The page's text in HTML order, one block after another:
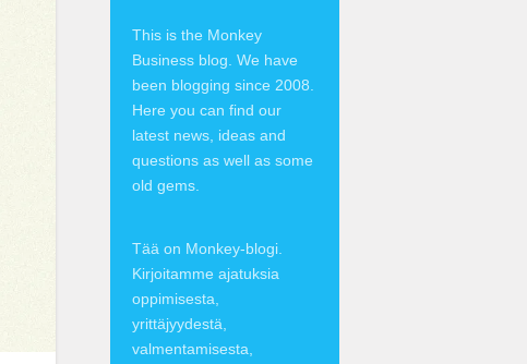
This is the Monkey
Business blog. We have
been blogging since 2008.
Here you can find our
latest news, ideas and
questions as well as some
old gems.
Tää on Monkey-blogi.
Kirjoitamme ajatuksia
oppimisesta,
yrittäjyydestä,
valmentamisesta,